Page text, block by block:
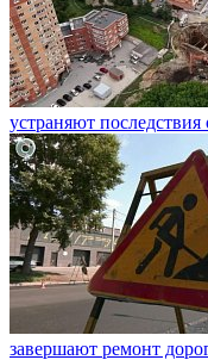
устраняют
завершают ремонт